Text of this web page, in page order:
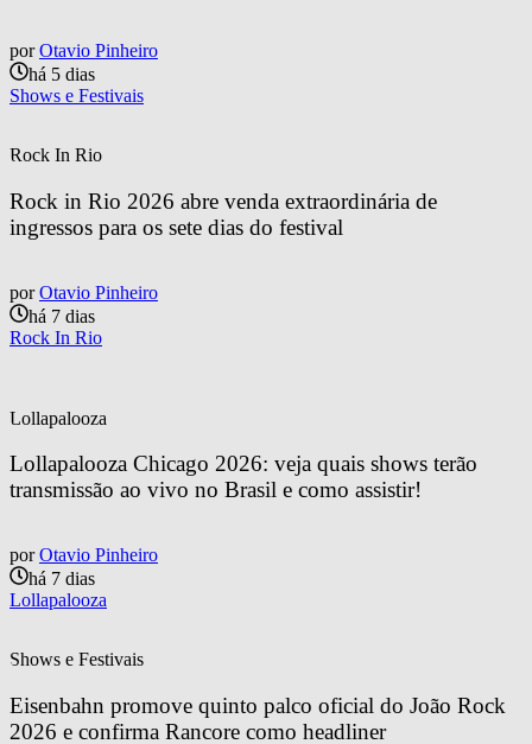
por Otavio Pinheiro
há 5 dias
Shows e Festivais
Rock In Rio
Rock in Rio 2026 abre venda extraordinária de
ingressos para os sete dias do festival
por Otavio Pinheiro
há 7 dias
Rock In Rio
Lollapalooza
Lollapalooza Chicago 2026: veja quais shows terão
transmissão ao vivo no Brasil e como assistir!
por Otavio Pinheiro
há 7 dias
Lollapalooza
Shows e Festivais
Eisenbahn promove quinto palco oficial do João Rock
2026 e confirma Rancore como headliner